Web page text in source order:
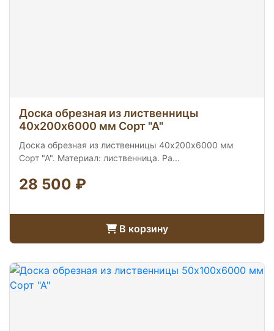
Доска обрезная из лиственницы
40х200х6000 мм Сорт "А"
Доска обрезная из лиственницы 40х200х6000 мм
Сорт "А". Материал: лиственница. Ра...
28 500 ₽
В корзину